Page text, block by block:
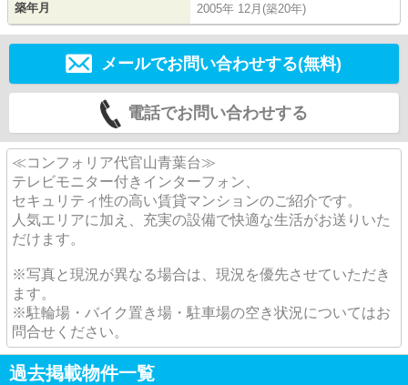
築年月 2005年 12月(築20年)
メールでお問い合わせする(無料)
電話でお問い合わせする
≪コンフォリア代官山青葉台≫
テレビモニター付きインターフォン、
セキュリティ性の高い賃貸マンションのご紹介です。
人気エリアに加え、充実の設備で快適な生活がお送りいた
だけます。
※写真と現況が異なる場合は、現況を優先させていただき
ます。
※駐輪場・バイク置き場・駐車場の空き状況についてはお
問合せください。
過去掲載物件一覧